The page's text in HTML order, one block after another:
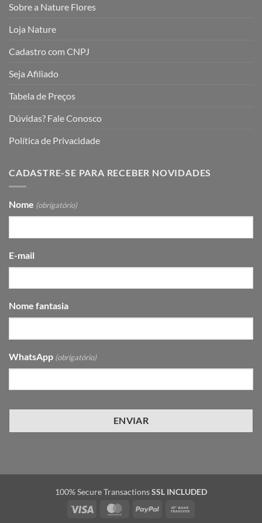
Sobre a Nature Flores
Loja Nature
Cadastro com CNPJ
Seja Afiliado
Tabela de Preços
Dúvidas? Fale Conosco
Política de Privacidade
CADASTRE-SE PARA RECEBER NOVIDADES
Nome (obrigatório)
E-mail
Nome fantasia
WhatsApp (obrigatório)
100% Secure TransactionsSSL INCLUDED
Visa
MasterCardPayPal